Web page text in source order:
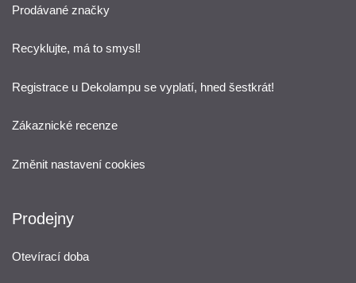
Prodávané značky
Recyklujte, má to smysl!
Registrace u Dekolampu se vyplatí, hned šestkrát!
Zákaznické recenze
Změnit nastavení cookies
Prodejny
Otevírací doba